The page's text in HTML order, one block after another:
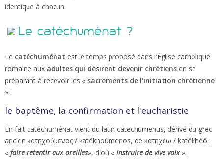
identique à chacun.
Le catéchuménat ?
Le catéchuménat est le temps proposé dans l'Église catholique
romaine aux adultes qui désirent devenir chrétiens en se
préparant à recevoir les « sacrements de l'initiation chrétienne
» :
le baptême, la confirmation et l'eucharistie
En fait catéchuménat vient du latin catechumenus, dérivé du grec
ancien κατηχοὐμενος / katêkhoúmenos, de κατηχέω / katêkhéô :
« faire retentir aux oreilles», d'où « instruire de vive voix».